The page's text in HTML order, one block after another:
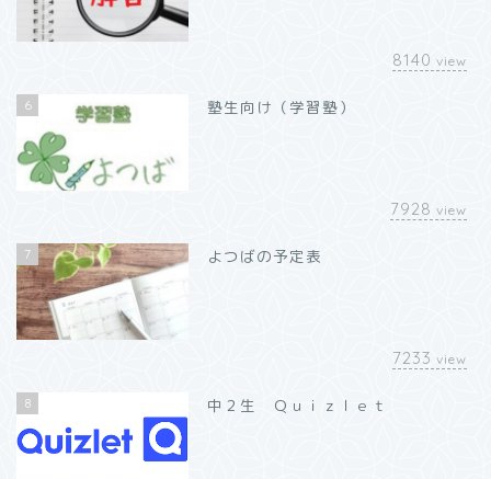
8140 view
6 塾生向け（学習塾）
7928 view
7 よつばの予定表
7233 view
8 中２生 Ｑｕｉｚｌｅｔ